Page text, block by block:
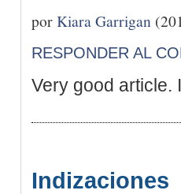
porKiara Garrigan
RESPONDER AL
Very good article.
Indizaciones